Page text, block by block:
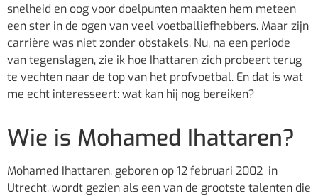
snelheid en oog voor doelpunten maakten hem meteen
een ster in de ogen van veel voetballiefhebbers. Maar zijn
carrière was niet zonder obstakels. Nu, na een periode
van tegenslagen, zie ik hoe Ihattaren zich probeert terug
te vechten naar de top van het profvoetbal. En dat is wat
me echt interesseert: wat kan hij nog bereiken?
Wie is Mohamed Ihattaren?
Mohamed Ihattaren, geboren op 12 februari 2002 in
Utrecht, wordt gezien als een van de grootste talenten die